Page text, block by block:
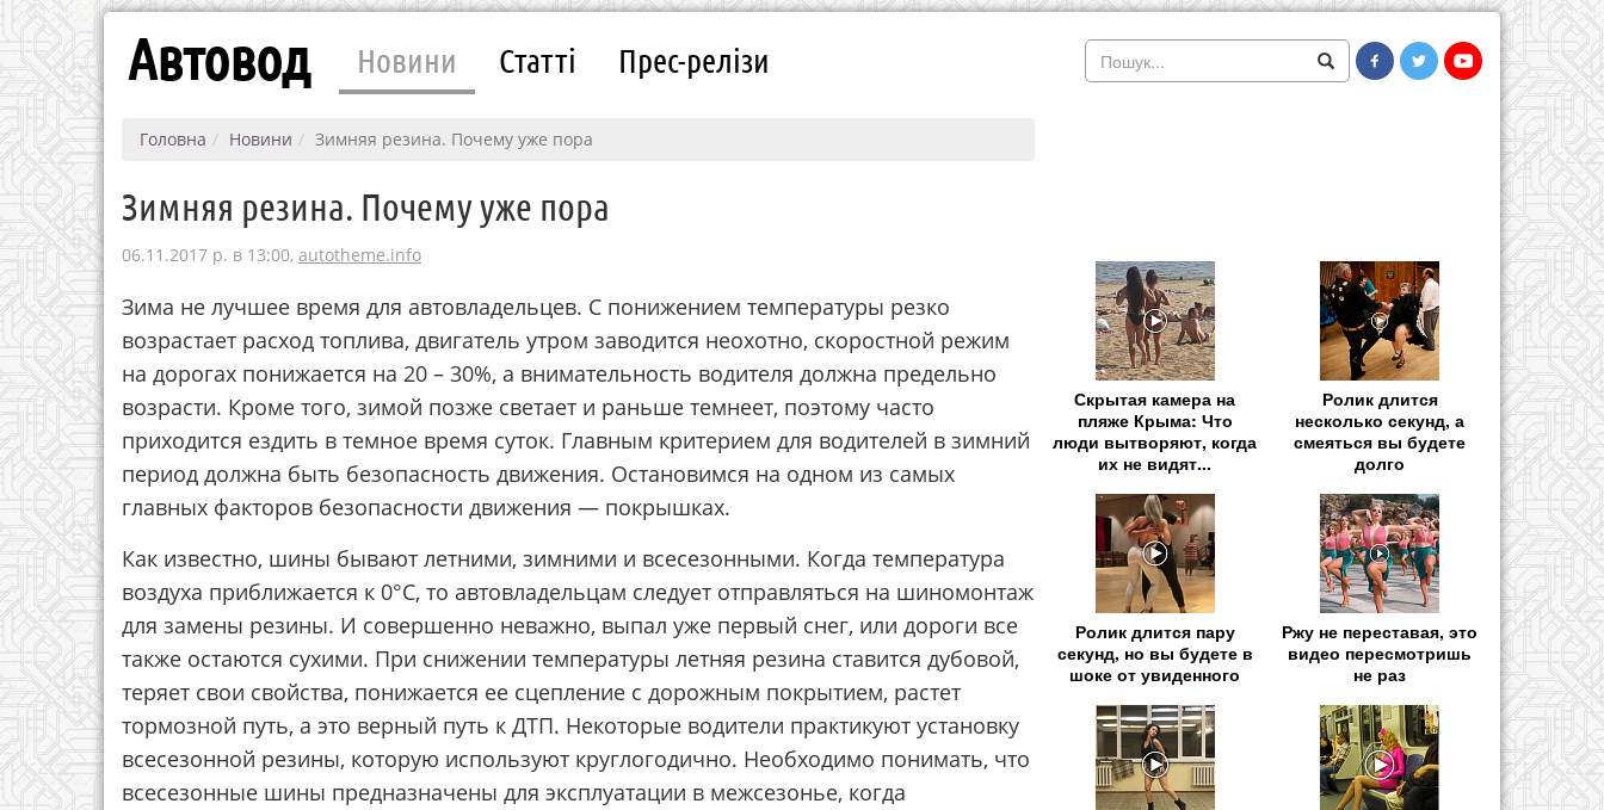
Автовод Новини Статті Прес-релізи
Головна Новини Зимняя резина. Почему уже пора
Зимняя резина. Почему уже пора
06.11.2017 р. в 13:00, autotheme.info
Зима не лучшее время для автовладельцев. С понижением температуры резко
возрастает расход топлива, двигатель утром заводится неохотно, скоростной режим
на дорогах понижается на 20 – 30%, а внимательность водителя должна предельно
возрасти. Кроме того, зимой позже светает и раньше темнеет, поэтому часто
приходится ездить в темное время суток. Главным критерием для водителей в зимний
период должна быть безопасность движения. Остановимся на одном из самых
главных факторов безопасности движения — покрышках.
Как известно, шины бывают летними, зимними и всесезонными. Когда температура
воздуха приближается к 0°C, то автовладельцам следует отправляться на шиномонтаж
для замены резины. И совершенно неважно, выпал уже первый снег, или дороги все
также остаются сухими. При снижении температуры летняя резина ставится дубовой,
теряет свои свойства, понижается ее сцепление с дорожным покрытием, растет
тормозной путь, а это верный путь к ДТП. Некоторые водители практикуют установку
всесезонной резины, которую используют круглогодично. Необходимо понимать, что
всесезонные шины предназначены для эксплуатации в межсезонье, когда
Скрытая камера на
пляже Крыма: Что
люди вытворяют, когда
их не видят...
Ролик длится
несколько секунд, а
смеяться вы будете
долго
Ролик длится пару
секунд, но вы будете в
шоке от увиденного
Ржу не переставая, это
видео пересмотришь
не раз